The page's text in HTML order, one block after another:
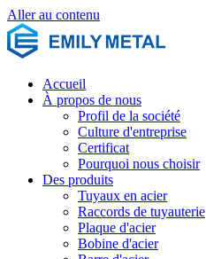
Aller au contenu
Accueil
À propos de nous
Profil de la société
Culture d'entreprise
Certificat
Pourquoi nous choisir
Des produits
Tuyaux en acier
Raccords de tuyauterie
Plaque d'acier
Bobine d'acier